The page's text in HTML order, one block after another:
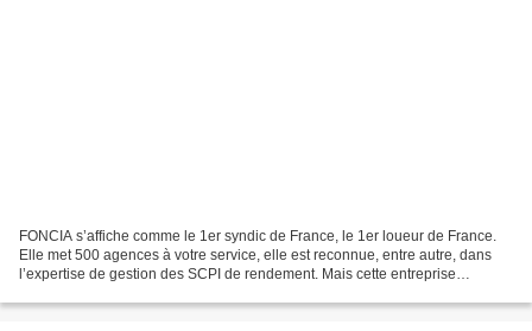
FONCIA s’affiche comme le 1er syndic de France, le 1er loueur de France.
Elle met 500 agences à votre service, elle est reconnue, entre autre, dans
l’expertise de gestion des SCPI de rendement. Mais cette entreprise